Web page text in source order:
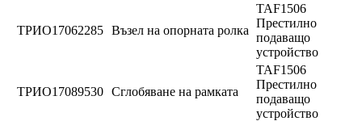
ТРИО17062285 Възел на опорната ролка
TAF1506
Престилно
подаващо
устройство
ТРИО17089530 Сглобяване на рамката
TAF1506
Престилно
подаващо
устройство